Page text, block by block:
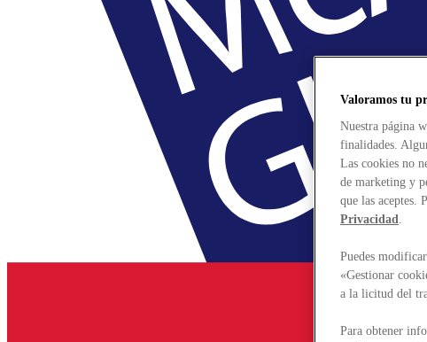
Valoramos tu
Nuestra página
finalidades.
Las cookies no
de marketing y
que las aceptes.
Privacidad.
Puedes
«Gestionar
a la licitud del
Para obtener